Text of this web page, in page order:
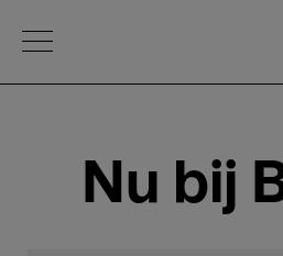
Open Menu
Nu bij